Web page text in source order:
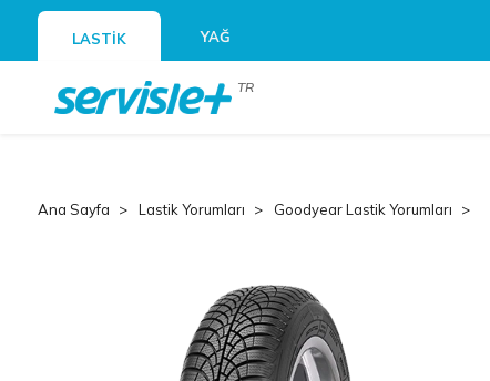
LASTİK YAĞ
TR
Ana Sayfa Lastik Yorumları Goodyear Lastik Yorumları